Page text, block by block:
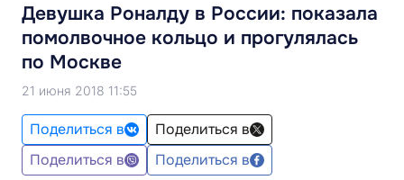
Девушка Роналду в России: показала
помолвочное кольцо и прогулялась
по Москве
21 июня 2018 11:55
Поделиться в
Поделиться в
Поделиться в
Поделиться в